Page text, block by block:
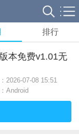
排行
本免费v1.01无
2026-07-08 15:51
Android